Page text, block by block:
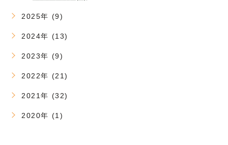
2025年 (9)
2024年 (13)
2023年 (9)
2022年 (21)
2021年 (32)
2020年 (1)